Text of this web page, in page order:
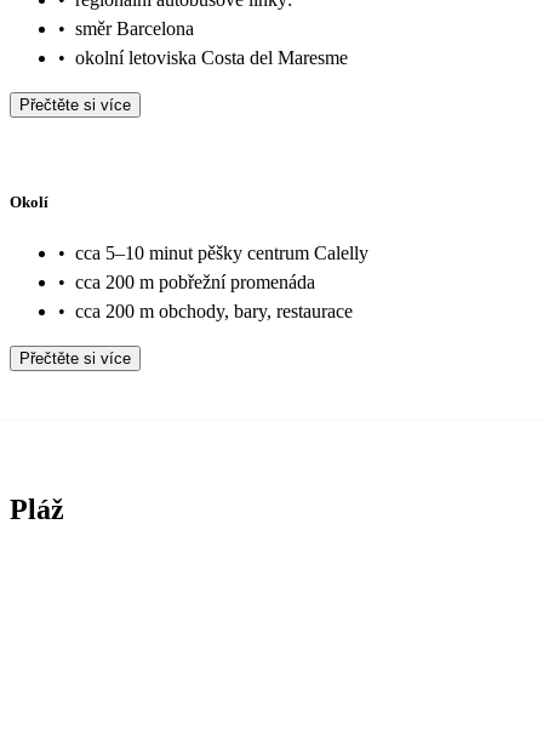
• směr Barcelona
• okolní letoviska Costa del Maresme
Přečtěte si více
Okolí
• cca 5–10 minut pěšky centrum Calelly
• cca 200 m pobřežní promenáda
• cca 200 m obchody, bary, restaurace
Přečtěte si více
Pláž